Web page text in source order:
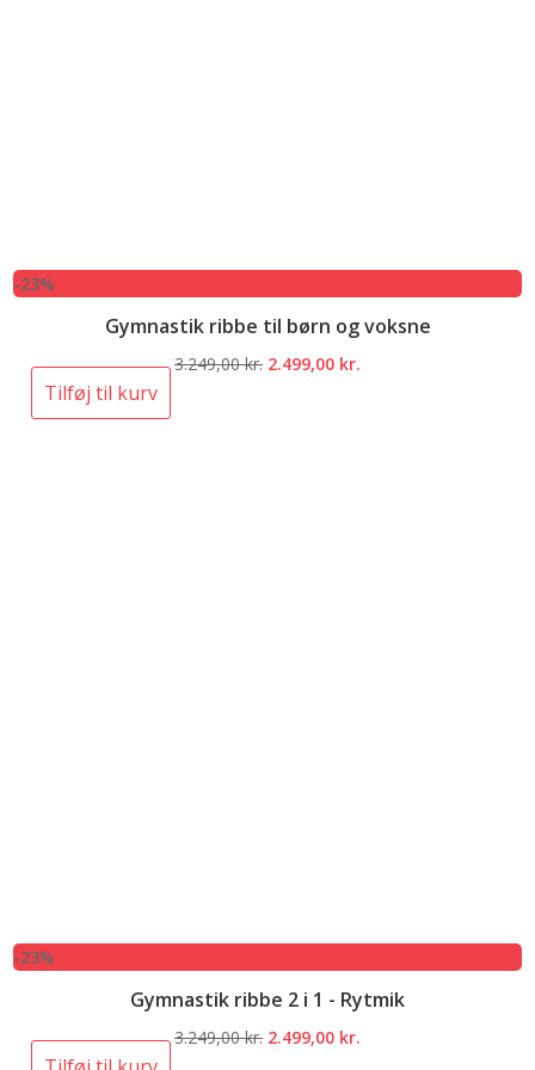
-23%
Gymnastik ribbe til børn og voksne
3.249,00kr. Den
2.499,00 kr.
Tilføj til kurv
-23%
Gymnastik ribbe 2 i 1 - Rytmik
3.249,00kr. Den
2.499,00 kr.